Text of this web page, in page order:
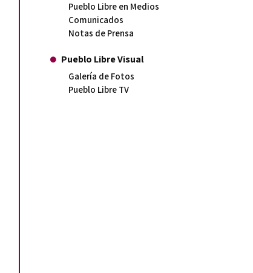
Pueblo Libre en Medios
Comunicados
Notas de Prensa
Pueblo Libre Visual
Galería de Fotos
Pueblo Libre TV